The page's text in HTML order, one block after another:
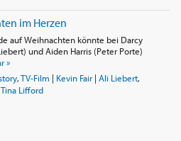
im Herzen
auf Weihnachten könnte bei Darcy
und Aiden Harris (Peter Porte)
»
,TV-Film | Kevin Fair| Ali Liebert,
Tina Lifford